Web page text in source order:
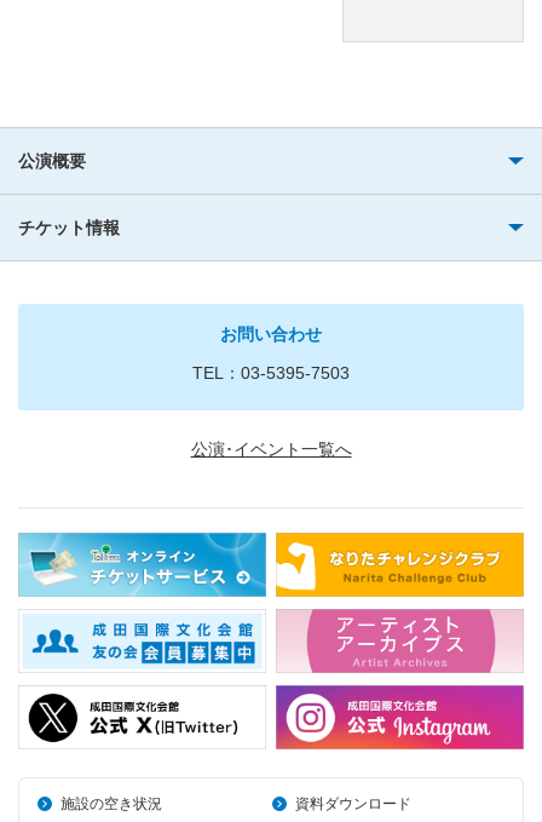
公演概要
チケット情報
お問い合わせ
TEL：03-5395-7503
公演･イベント一覧へ
施設の空き状況
資料ダウンロード